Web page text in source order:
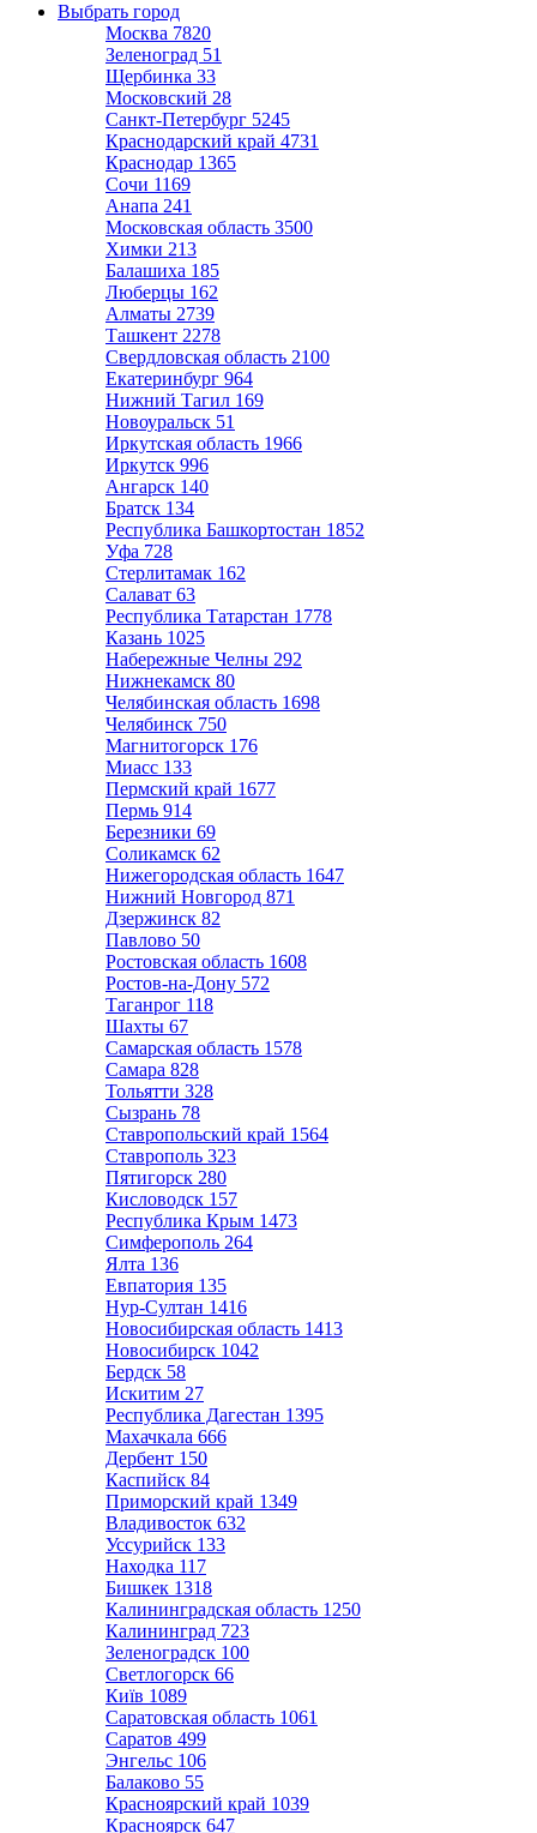
Выбрать город
Москва 7820
Зеленоград 51
Щербинка 33
Московский 28
Санкт-Петербург 5245
Краснодарский край 4731
Краснодар 1365
Сочи 1169
Анапа 241
Московская область 3500
Химки 213
Балашиха 185
Люберцы 162
Алматы 2739
Ташкент 2278
Свердловская область 2100
Екатеринбург 964
Нижний Тагил 169
Новоуральск 51
Иркутская область 1966
Иркутск 996
Ангарск 140
Братск 134
Республика Башкортостан 1852
Уфа 728
Стерлитамак 162
Салават 63
Республика Татарстан 1778
Казань 1025
Набережные Челны 292
Нижнекамск 80
Челябинская область 1698
Челябинск 750
Магнитогорск 176
Миасс 133
Пермский край 1677
Пермь 914
Березники 69
Соликамск 62
Нижегородская область 1647
Нижний Новгород 871
Дзержинск 82
Павлово 50
Ростовская область 1608
Ростов-на-Дону 572
Таганрог 118
Шахты 67
Самарская область 1578
Самара 828
Тольятти 328
Сызрань 78
Ставропольский край 1564
Ставрополь 323
Пятигорск 280
Кисловодск 157
Республика Крым 1473
Симферополь 264
Ялта 136
Евпатория 135
Нур-Султан 1416
Новосибирская область 1413
Новосибирск 1042
Бердск 58
Искитим 27
Республика Дагестан 1395
Махачкала 666
Дербент 150
Каспийск 84
Приморский край 1349
Владивосток 632
Уссурийск 133
Находка 117
Бишкек 1318
Калининградская область 1250
Калининград 723
Зеленоградск 100
Светлогорск 66
Київ 1089
Саратовская область 1061
Саратов 499
Энгельс 106
Балаково 55
Красноярский край 1039
Красноярск 647